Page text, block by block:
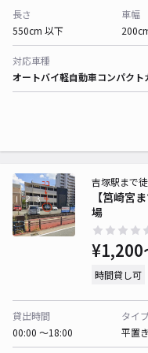
長さ
550cm 以下
車幅
対応車種
オートバイ軽自動車コンパクト
【筥崎宮
場
吉塚駅まで
¥1,200
時間貸し可
貸出時間
00:00 〜18:00
タイ
平置き